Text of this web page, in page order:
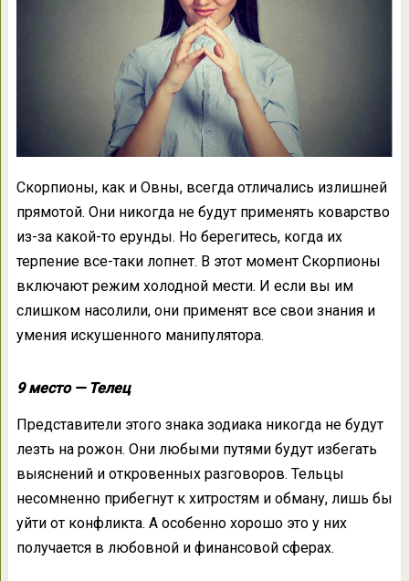
Скорпионы, как и Овны, всегда отличались излишней
прямотой. Они никогда не будут применять коварство
из-за какой-то ерунды. Но берегитесь, когда их
терпение все-таки лопнет. В этот момент Скорпионы
включают режим холодной мести. И если вы им
слишком насолили, они применят все свои знания и
умения искушенного манипулятора.
9 место — Телец
Представители этого знака зодиака никогда не будут
лезть на рожон. Они любыми путями будут избегать
выяснений и откровенных разговоров. Тельцы
несомненно прибегнут к хитростям и обману, лишь бы
уйти от конфликта. А особенно хорошо это у них
получается в любовной и финансовой сферах.